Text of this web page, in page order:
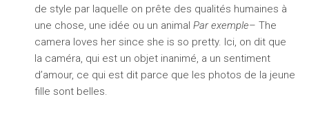
de style par laquelle on prête des qualités humaines à
une chose, une idée ou un animal Par exemple– The
camera loves her since she is so pretty. Ici, on dit que
la caméra, qui est un objet inanimé, a un sentiment
d’amour, ce qui est dit parce que les photos de la jeune
fille sont belles.